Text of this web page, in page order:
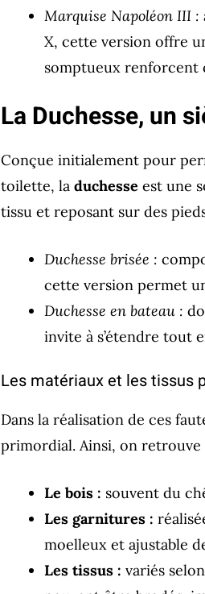
Marquise Napoléon III :
X, cette version offre
somptueux renforcent
La Duchesse, un
Conçue initialement pour
toilette, la duchesse est une
tissu et reposant sur des
Duchesse brisée :
cette version permet
Duchesse en bateau :
invite à s’étendre tout
Les matériaux et les tissus
Dans la réalisation de ces
primordial. Ainsi, on
Le bois : souvent du
Les garnitures :
moelleux et ajustable
Les tissus : variés